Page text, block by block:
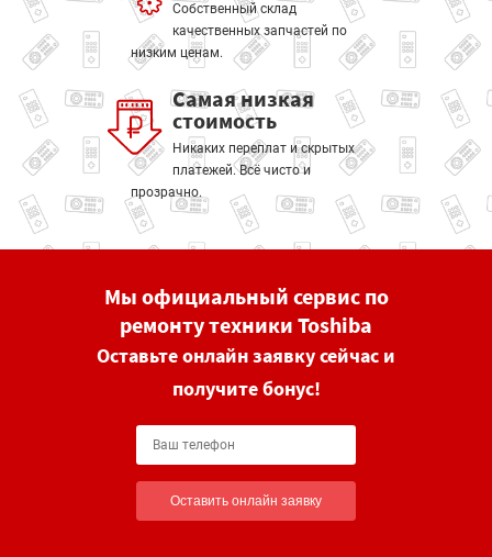
Собственный склад
качественных запчастей по
низким ценам.
Самая низкая
стоимость
Никаких переплат и скрытых
платежей. Всё чисто и
прозрачно.
Мы официальный сервис по
ремонту техники Toshiba
Оставьте онлайн заявку сейчас и
получите бонус!
Оставить онлайн заявку